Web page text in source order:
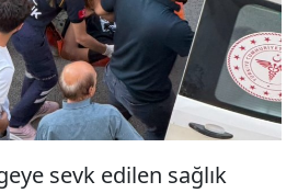
sevk edilen sağlık